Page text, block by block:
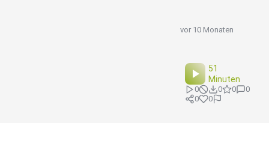
vor 10 Monaten
51
Minuten
0 0 0
0
0
0